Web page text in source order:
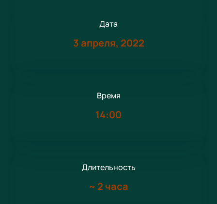
Дата
3 апреля, 2022
Время
14:00
Длительность
~ 2 часа